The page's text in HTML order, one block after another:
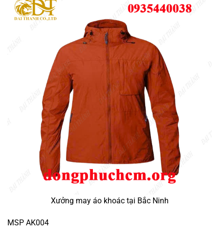
Xưởng may áo khoác tại Bắc Ninh
MSP AK004